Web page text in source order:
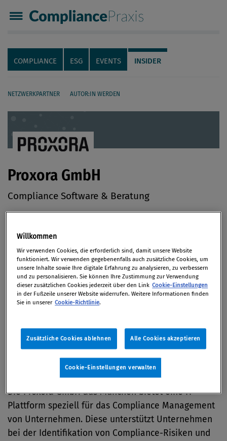
Compliance Praxis
Servicenavigation
Navigation
COMPLIANCE ESG EVENTS INSIDER
NETZWERKPARTNER AUTOR:IN WERDEN
Proxora GmbH
Compliance Software & Beratung
Artikel auf Xing teilen
Artikel auf linkedIn teilen
Artikel auf Facebook teilen
Artikellink kopieren
Artikel per Mail teilen
Portrait
PROXORA ist der Pionier und Innovator für
bewährte und geprüfte Compliance
Ansatz und Anpassung der modularen IT-
Plattform in die jeweiligen
weltweit Kunden aller Branchen.
Die Proxora GmbH aus München bietet eine IT-
Plattform speziell für das Compliance Management
von Unternehmen. Diese unterstützt Unternehmen
bei der Identifikation von Compliance-Risiken und
Willkommen
Wir verwenden Cookies, die erforderlich sind, damit unsere Website
funktioniert. Wir verwenden gegebenenfalls auch zusätzliche Cookies, um
unsere Inhalte sowie Ihre digitale Erfahrung zu analysieren, zu verbessern
und zu personalisieren. Sie können Ihre Zustimmung zur Verwendung
dieser zusätzlichen Cookies jederzeit über den Link Cookie-Einstellungen
in der Fußzeile unserer Website widerrufen. Weitere Informationen finden
Sie in unserer Cookie-Richtlinie.
Zusätzliche Cookies ablehnen Alle Cookies akzeptieren
Cookie-Einstellungen verwalten